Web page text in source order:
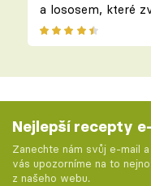
a lososem, které
Nejlepší recepty
Zanechte nám svůj e-mail
vás upozorníme na to
z našeho webu.